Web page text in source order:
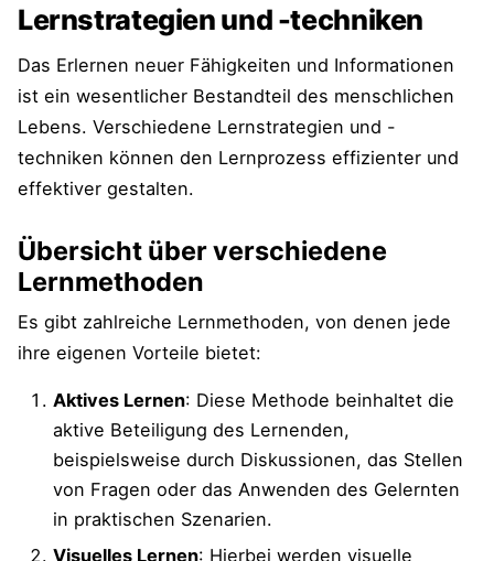
Lernstrategien und -techniken
Das Erlernen neuer Fähigkeiten und Informationen
ist ein wesentlicher Bestandteil des menschlichen
Lebens. Verschiedene Lernstrategien und -
techniken können den Lernprozess effizienter und
effektiver gestalten.
Übersicht über verschiedene
Lernmethoden
Es gibt zahlreiche Lernmethoden, von denen jede
ihre eigenen Vorteile bietet:
Aktives Lernen: Diese Methode beinhaltet die
aktive Beteiligung des Lernenden,
beispielsweise durch Diskussionen, das Stellen
von Fragen oder das Anwenden des Gelernten
in praktischen Szenarien.
Visuelles Lernen: Hierbei werden visuelle